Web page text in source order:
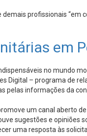
profissionais
em
no mundo
Digital – programa de
pelas informações da
um canal aberto
sugestões e opiniões
uma resposta às